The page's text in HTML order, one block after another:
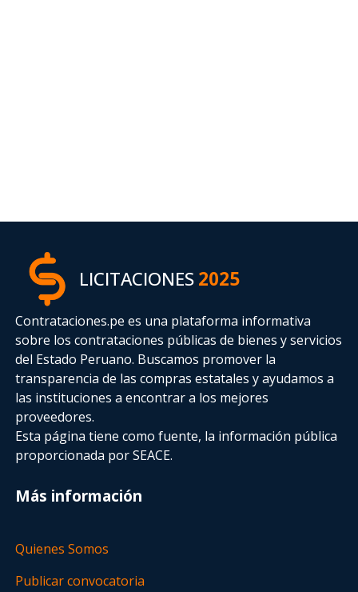
LICITACIONES2025
Contrataciones.pe es una plataforma informativa
sobre los contrataciones públicas de bienes y servicios
del Estado Peruano. Buscamos promover la
transparencia de las compras estatalesy ayudamos a
las instituciones a encontrar a los mejores
proveedores.
Esta página tiene como fuente, la información pública
proporcionada por SEACE.
Más información
Quienes Somos
Publicar convocatoria